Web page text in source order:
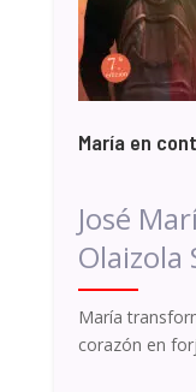
María en
José
Olaizola
María
corazón en